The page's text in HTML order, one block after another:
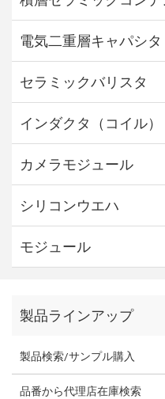
電気二重層キャパシタ
セラミックバリスタ
インダクタ（コイル）
カメラモジュール
シリコンウエハ
モジュール
製品ラインアップ
製品検索/サンプル購入
品番から代理店在庫検索